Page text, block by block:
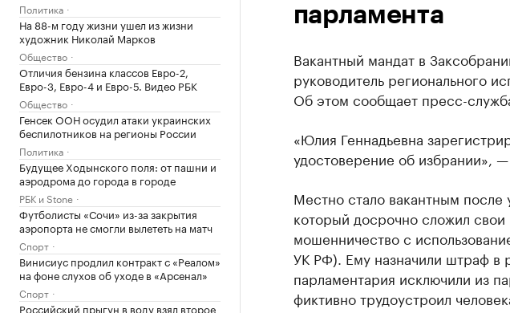
Политика
На 88-м году жизни ушел из жизни
художник Николай Марков
Общество
Отличия бензина классов Евро-2,
Евро-3, Евро-4 и Евро-5. Видео РБК
Общество
Генсек ООН осудил атаки украинских
беспилотников на регионы России
Политика
Будущее Ходынского поля: от пашни и
аэродрома до города в городе
РБК и Stone
Футболисты «Сочи» из-за закрытия
аэропорта не смогли вылететь на матч
Спорт
Винисиус продлил контракт с «Реалом»
на фоне слухов об уходе в «Арсенал»
Спорт
Российский прыгун в воду взял второе
парламента
Вакантный мандат в
руководитель регионального
Об этом сообщает пресс-
«Юлия Геннадьевна
удостоверение об избрании»,
Местно стало вакантным после
который досрочно сложил
мошенничество с
УК РФ). Ему назначили штраф
парламентария исключили из
фиктивно трудоустроил